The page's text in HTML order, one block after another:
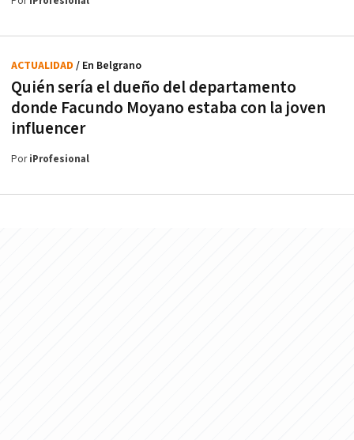
Quién sería el dueño del departamento
donde Facundo Moyano estaba con la joven
influencer
ACTUALIDAD / En Belgrano
PoriProfesional